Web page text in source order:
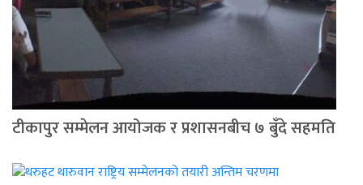
टीकापुर सम्मेलन आयोजक र प्रशासनबीच ७ बुँदे सहमति